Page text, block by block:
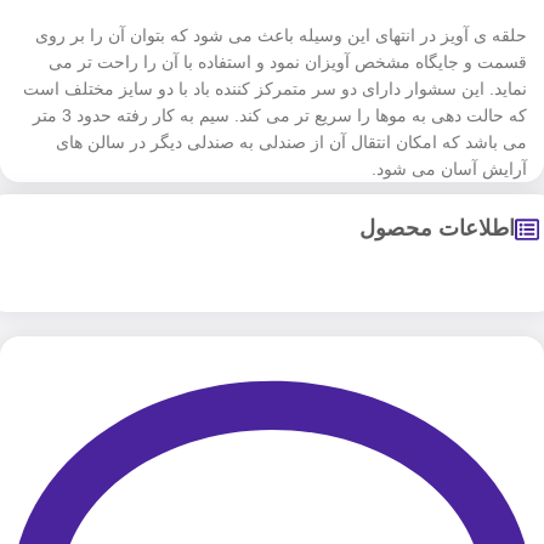
حلقه ی آویز در انتهای این وسیله باعث می شود که بتوان آن را بر روی
قسمت و جایگاه مشخص آویزان نمود و استفاده با آن را راحت تر می
نماید. این سشوار دارای دو سر متمرکز کننده باد با دو سایز مختلف است
که حالت دهی به موها را سریع تر می کند. سیم به کار رفته حدود 3 متر
می باشد که امکان انتقال آن از صندلی به صندلی دیگر در سالن های
آرایش آسان می شود.
اطلاعات محصول